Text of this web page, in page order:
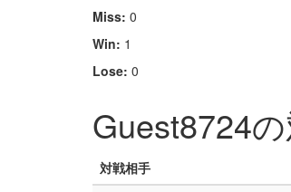
Miss: 0
Win: 1
Lose: 0
Guest8724
対戦相手